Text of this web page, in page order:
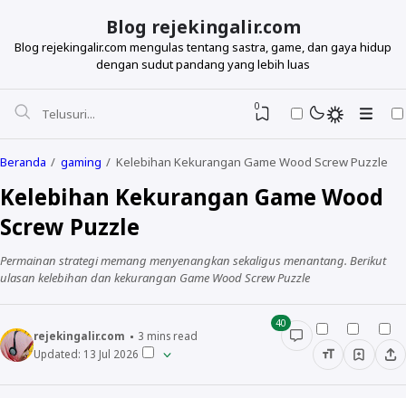
Blog rejekingalir.com
Blog rejekingalir.com mengulas tentang sastra, game, dan gaya hidup
dengan sudut pandang yang lebih luas
0
Beranda gaming Kelebihan Kekurangan Game Wood Screw Puzzle
Kelebihan Kekurangan Game Wood
Screw Puzzle
Permainan strategi memang menyenangkan sekaligus menantang. Berikut
ulasan kelebihan dan kekurangan Game Wood Screw Puzzle
rejekingalir.com 3 mins read
Updated: 13 Jul 2026
40